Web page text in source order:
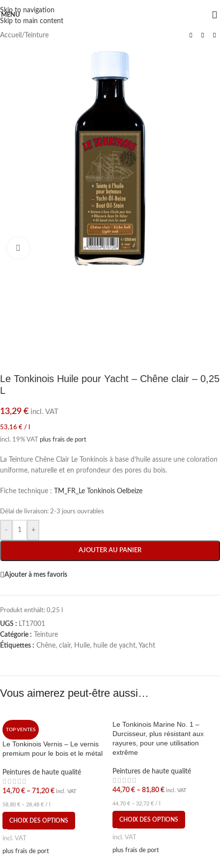
Skip to navigation
Skip to main content
MENU
Accueil / Teinture
Le Tonkinois Huile pour Yacht – Chêne clair – 0,25
L
13,29 € incl. VAT
53,16 € /
incl. 19% VAT plus frais de port
La Teinture Chêne Clair Le Tonkinois à base d’huile assure une coloration
uniforme, naturelle et en profondeur des pores du bois.
Fiche technique : TM_FR_Le Tonkinois Oelbeize
Délai de livraison: 2-3 jours ouvrables
- +
AJOUTER AU PANIER
Ajouter à mes favoris
Produkt enthält: 0,25
UGS : LT17001
Catégorie :
Teinture
Étiquettes : Chêne, clair, Huile, huile de yacht, Yacht
Vous aimerez peut-être aussi…
TOP VENTES
Le Tonkinois Vernis – Le vernis
premium pour le bois et le métal
Peintures de haute qualité
14,70 € – 71,20 € incl. VAT
58,80 € – 28,48 € /
CHOIX DES OPTIONS
incl. VAT
plus frais de port
Le Tonkinois Marine No. 1 –
Durcisseur, plus résistant aux
rayures, pour une utilisation
extrême
Peintures de haute qualité
44,70 € – 81,80 € incl. VAT
44,70 € – 32,72 € /
CHOIX DES OPTIONS
incl. VAT
plus frais de port